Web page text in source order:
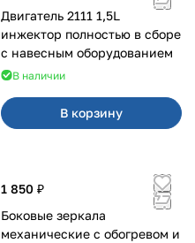
Двигатель 2111 1,5L
инжектор полностью в сборе
с навесным оборудованием
В наличии
В корзину
1 850 ₽
Боковые зеркала
механические с обогревом и